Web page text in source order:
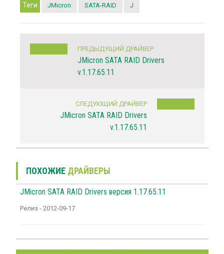
Теги JMicron SATA-RAID J
ПРЕДЫДУЩИЙ ДРАЙВЕР
JMicron SATA RAID Drivers
v.1.17.65.11
СЛЕДУЮЩИЙ ДРАЙВЕР
JMicron SATA RAID Drivers
v.1.17.65.11
ПОХОЖИЕ ДРАЙВЕРЫ
JMicron SATA RAID Drivers версия 1.17.65.11
Релиз - 2012-09-17